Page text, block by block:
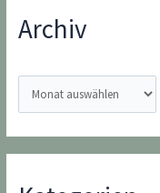
Archiv
r
c
h